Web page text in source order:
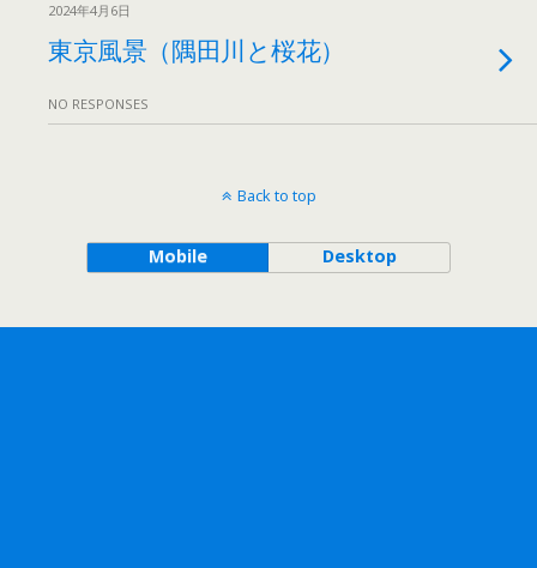
2024年4月6日
東京風景（隅田川と桜花）
NO RESPONSES
Back to top
Mobile Desktop